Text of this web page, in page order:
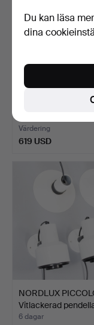
SIMON P.
(1920-1974). Lyfa.
Värdering
619 USD
NORDLUX
Vitlackerad
me…
6 dagar
Du kan läsa
dina